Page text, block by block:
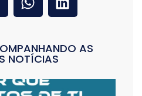
AS
NOTÍCIAS